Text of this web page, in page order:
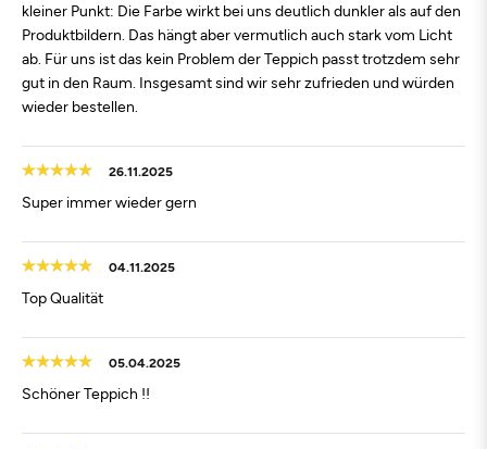
kleiner Punkt: Die Farbe wirkt bei uns deutlich dunkler als auf den
Produktbildern. Das hängt aber vermutlich auch stark vom Licht
ab. Für uns ist das kein Problem der Teppich passt trotzdem sehr
gut in den Raum. Insgesamt sind wir sehr zufrieden und würden
wieder bestellen.
26.11.2025
Super immer wieder gern
04.11.2025
Top Qualität
05.04.2025
Schöner Teppich !!